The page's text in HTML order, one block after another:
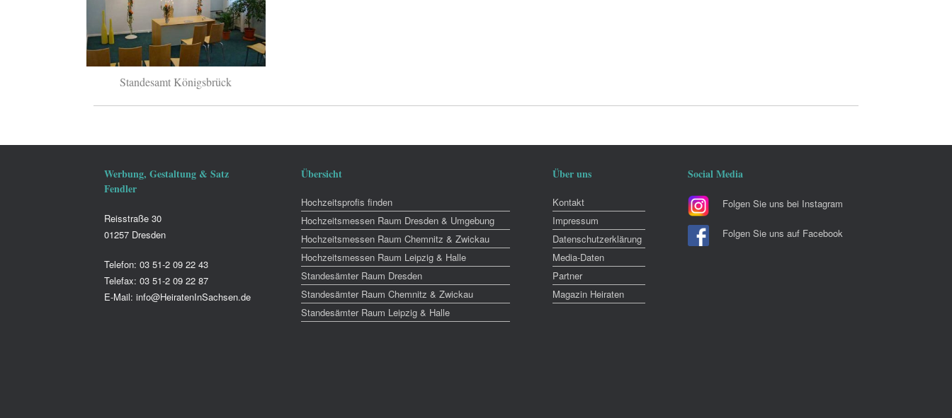
Standesamt Königsbrück
Werbung, Gestaltung & Satz
Fendler
Reisstraße 30
01257 Dresden
Telefon: 03 51-2 09 22 43
Telefax: 03 51-2 09 22 87
E-Mail: info@HeiratenInSachsen.de
Übersicht
Hochzeitsprofis finden
Hochzeitsmessen Raum Dresden & Umgebung
Hochzeitsmessen Raum Chemnitz & Zwickau
Hochzeitsmessen Raum Leipzig & Halle
Standesämter Raum Dresden
Standesämter Raum Chemnitz & Zwickau
Standesämter Raum Leipzig & Halle
Über uns
Kontakt
Impressum
Datenschutzerklärung
Media-Daten
Partner
Magazin Heiraten
Social Media
Folgen Sie uns bei Instagram
Folgen Sie uns auf Facebook